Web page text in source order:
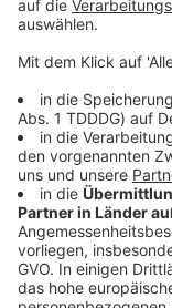
Bayern